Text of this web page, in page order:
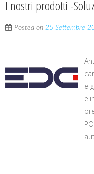
I nostri prodotti -
Posted on 25 Settembre
I
e